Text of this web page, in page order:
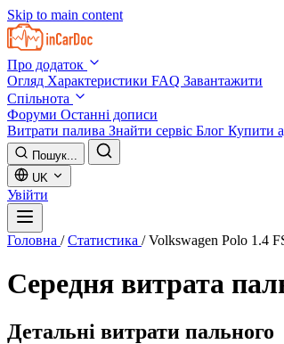
Skip to main content
Про додаток
Огляд Характеристики FAQ Завантажити
Спільнота
Форуми Останні дописи
Витрати палива Знайти сервіс Блог Купити
Пошук...
UK
Увійти
Головна / Статистика / Volkswagen Polo 1.4
Середня витрата
Детальні витрати пального